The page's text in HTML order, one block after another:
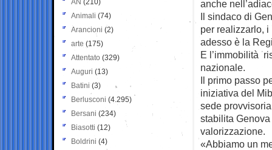
anche
Il sindaco di
per realizzarlo,
adesso è la
E l’immobilità
nazionale.
Il primo passo
iniziativa del
sede
stabilita
valorizzazione.
«Abbiamo un
AN (210)
Animali (74)
Arancioni (2)
arte (175)
Attentato (329)
Auguri (13)
Batini (3)
Berlusconi (4.295)
Bersani (234)
Biasotti (12)
Boldrini (4)